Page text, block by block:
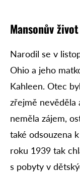
Mansonův život
Narodil se v
Ohio a jeho
Kahleen. Otec
zřejmě nevěděla
neměla zájem,
také odsouzena
roku 1939 tak
s pobyty v